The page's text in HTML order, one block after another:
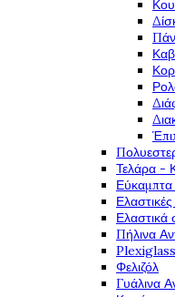
Τελάρα -
Εύκαμπτα
Ελαστικά
Πήλινα
Plexiglass
Φελιζόλ
Γυάλινα